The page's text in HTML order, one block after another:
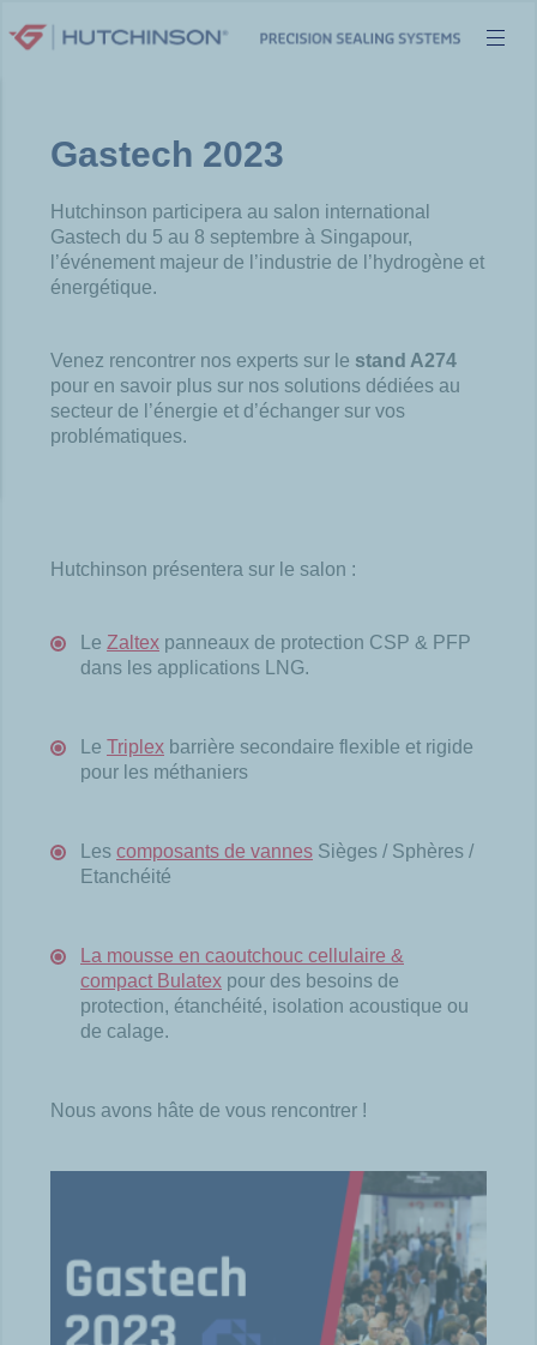
au
Gastech 2023
Hutchinson participera au salon international
Gastech du 5 au 8 septembre à Singapour,
l’événement majeur de l’industrie de l’hydrogène et
énergétique.
Venez rencontrer nos experts sur le stand A274
pour en savoir plus sur nos solutions dédiées au
secteur de l’énergie et d’échanger sur vos
problématiques.
Hutchinson présentera sur le salon :
Le Zaltex panneaux de protection CSP & PFP
dans les applications LNG.
Le Triplex barrière secondaire flexible et rigide
pour les méthaniers
Les composants de vannes Sièges / Sphères /
Etanchéité
La mousse en caoutchouc cellulaire &
compact Bulatex pour des besoins de
protection, étanchéité, isolation acoustique ou
de calage.
Nous avons hâte de vous rencontrer !